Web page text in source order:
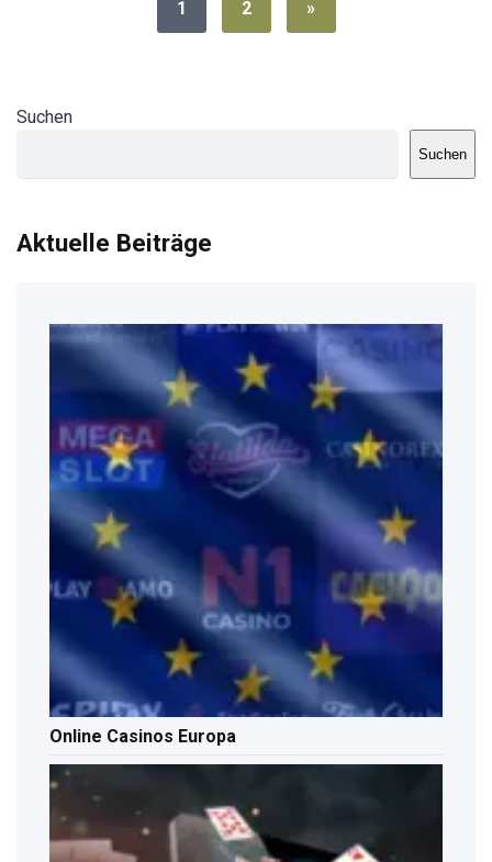
1 2 »
Suchen
Suchen
Aktuelle Beiträge
Online Casinos Europa